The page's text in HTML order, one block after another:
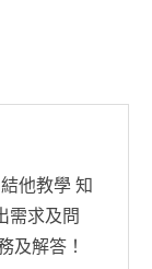
他教學 知
需求及問
及解答！